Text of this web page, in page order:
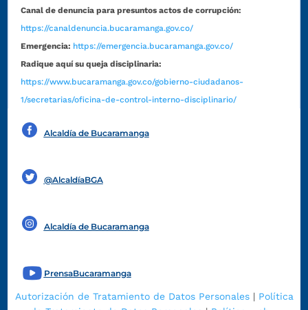
Canal de denuncia para presuntos actos de corrupción:
https://canaldenuncia.bucaramanga.gov.co/
Emergencia: https://emergencia.bucaramanga.gov.co/
Radique aquí su queja disciplinaria:
https://www.bucaramanga.gov.co/gobierno-ciudadanos-
1/secretarias/oficina-de-control-interno-disciplinario/
Alcaldía de Bucaramanga
@AlcaldíaBGA
Alcaldía de Bucaramanga
PrensaBucaramanga
Autorización de Tratamiento de Datos Personales| Política